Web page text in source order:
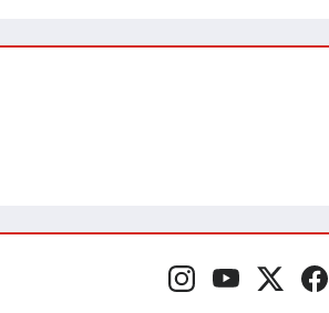
مواقع التواصل فيسبوكمنصة إكس
يوتيوبإنستغرام